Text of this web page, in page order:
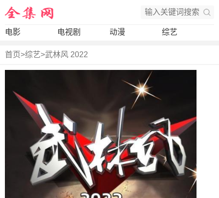
电影 电视剧 动漫 综艺
首页>综艺>武林风 2022